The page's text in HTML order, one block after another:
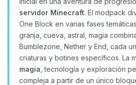
servidor Minecraft. El modpack
One Block en varias fases
granja, cueva, astral, magia
Bumblezone, Nether y End, cada
criaturas y botines específicos. La
magia , tecnología y exploración
compleja a partir de un único